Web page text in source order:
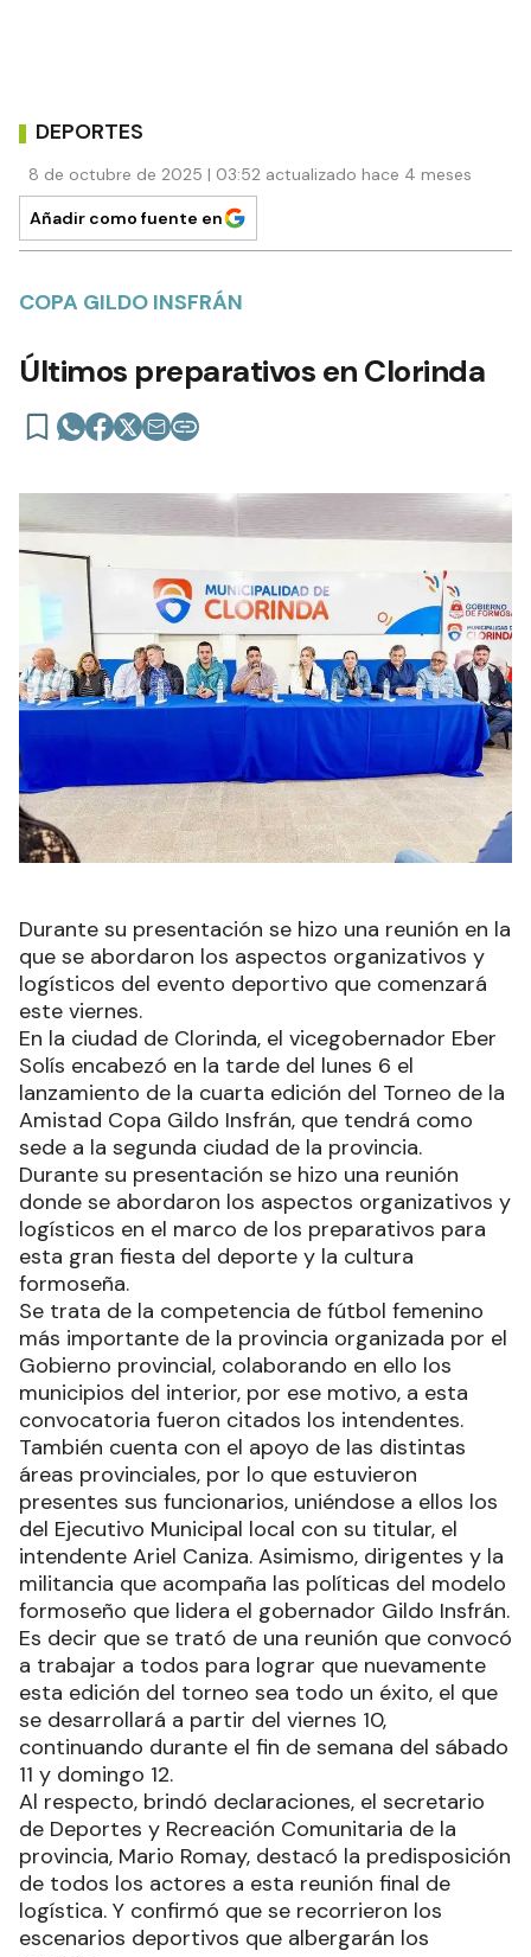
DEPORTES
8 de octubre de 2025 | 03:52 actualizado hace 4 meses
Añadir como fuente en
COPA GILDO INSFRÁN
Últimos preparativos en Clorinda
Durante su presentación se hizo una reunión en la
que se abordaron los aspectos organizativos y
logísticos del evento deportivo que comenzará
este viernes.
En la ciudad de Clorinda, el vicegobernador Eber
Solís encabezó en la tarde del lunes 6 el
lanzamiento de la cuarta edición del Torneo de la
Amistad Copa Gildo Insfrán, que tendrá como
sede a la segunda ciudad de la provincia.
Durante su presentación se hizo una reunión
donde se abordaron los aspectos organizativos y
logísticos en el marco de los preparativos para
esta gran fiesta del deporte y la cultura
formoseña.
Se trata de la competencia de fútbol femenino
más importante de la provincia organizada por el
Gobierno provincial, colaborando en ello los
municipios del interior, por ese motivo, a esta
convocatoria fueron citados los intendentes.
También cuenta con el apoyo de las distintas
áreas provinciales, por lo que estuvieron
presentes sus funcionarios, uniéndose a ellos los
del Ejecutivo Municipal local con su titular, el
intendente Ariel Caniza. Asimismo, dirigentes y la
militancia que acompaña las políticas del modelo
formoseño que lidera el gobernador Gildo Insfrán.
Es decir que se trató de una reunión que convocó
a trabajar a todos para lograr que nuevamente
esta edición del torneo sea todo un éxito, el que
se desarrollará a partir del viernes 10,
continuando durante el fin de semana del sábado
11 y domingo 12.
Al respecto, brindó declaraciones, el secretario
de Deportes y Recreación Comunitaria de la
provincia, Mario Romay, destacó la predisposición
de todos los actores a esta reunión final de
logística. Y confirmó que se recorrieron los
escenarios deportivos que albergarán los